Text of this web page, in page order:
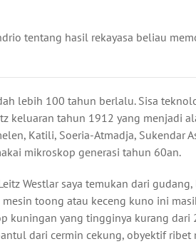
tentang hasil rekayasa beliau
lebih 100 tahun berlalu. Sisa
keluaran tahun 1912 yang menjadi
Katili, Soeria-Atmadja, Sukendar
mikroskop generasi tahun 60an.
Westlar saya temukan dari
toong atau keceng kuno ini
kuningan yang tingginya kurang
dari cermin cekung, obyektif